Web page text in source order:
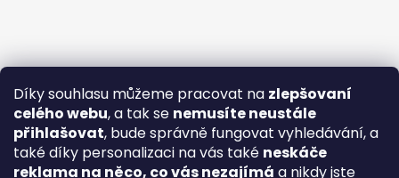
Díky souhlasu můžeme pracovat na zlepšovaní
celého webu, a tak se nemusíte neustále
přihlašovat, bude správně fungovat vyhledávání, a
také díky personalizaci na vás také neskáče
reklama na něco, co vás nezajímá a nikdy jste